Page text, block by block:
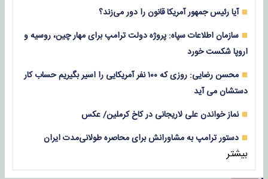
آیا رئیس جمهور آمریکا قانون را دور می‌زند؟
سازمان اطلاعات سپاه: پروژه دولت ترامپ برای مهار چین، روسیه و
اروپا شکست خورد
محسن رضایی: روزی که ۱۰۰ نفر آمریکایی را اسیر بگیریم حساب کار
دستشان می آید
نماز خواندن علی لاریجانی در کاخ کرملین/ عکس
دستور ترامپ به مشاورانش برای محاصره طولانی‌مدت ایران
بیشتر